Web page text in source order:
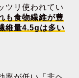
ツリ使われてい
も食物繊維が豊
維量4.5gは多い